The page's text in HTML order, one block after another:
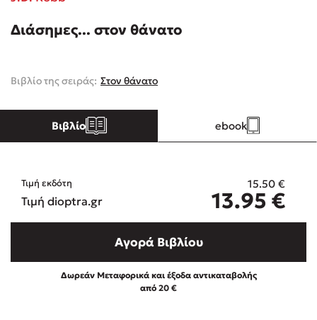
Πάνω, κάτω, μπροστά, πίσω
Διάσημες... στον θάνατο
Βιβλίο της σειράς: Στον θάνατο
Βιβλίο ebook
Τιμή εκδότη 15.50 €
Τιμή dioptra.gr 13.95 €
Αγορά Βιβλίου
Δωρεάν Μεταφορικά και έξοδα αντικαταβολής
από 20 €